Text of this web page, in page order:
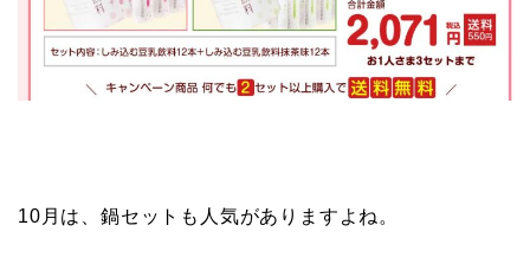
10月は、鍋セットも人気がありますよね。